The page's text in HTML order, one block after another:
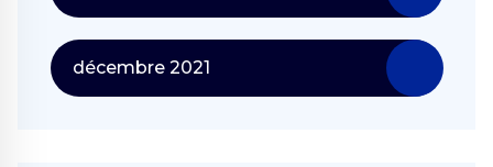
décembre 2021